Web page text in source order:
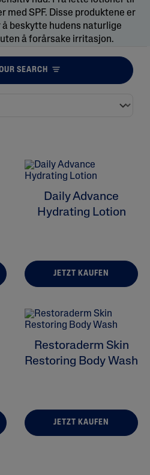
med SPF. Disse produktene er
beskytte hudens naturlige
å forårsake irritasjon.
SEARCH
Daily Advance
Hydrating Lotion
JETZT KAUFEN
Restoraderm Skin
Restoring Body Wash
JETZT KAUFEN